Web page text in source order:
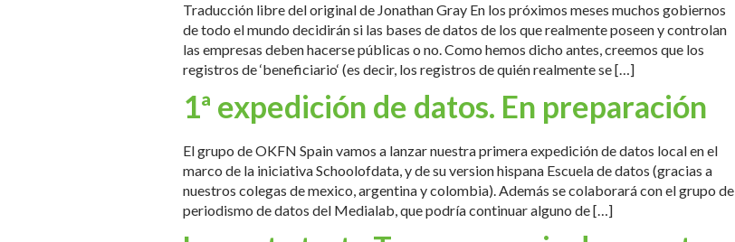
Traducción libre del original de Jonathan Gray En los próximos meses muchos gobiernos
de todo el mundo decidirán si las bases de datos de los que realmente poseen y controlan
las empresas deben hacerse públicas o no. Como hemos dicho antes, creemos que los
registros de ‘beneficiario‘ (es decir, los registros de quién realmente se […]
1ª expedición de datos. En preparación
El grupo de OKFN Spain vamos a lanzar nuestra primera expedición de datos local en el
marco de la iniciativa Schoolofdata, y de su version hispana Escuela de datos (gracias a
nuestros colegas de mexico, argentina y colombia). Además se colaborará con el grupo de
periodismo de datos del Medialab, que podría continuar alguno de […]